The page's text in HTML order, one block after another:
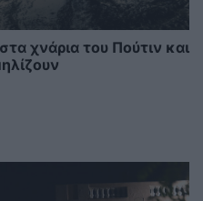
χνάρια του Πούτιν και